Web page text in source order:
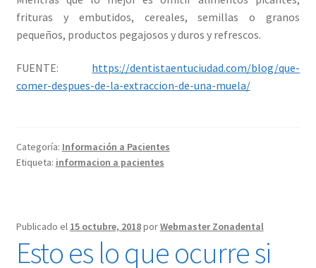
frituras y embutidos, cereales, semillas o granos
pequeños, productos pegajosos y duros y refrescos.
FUENTE: https://dentistaentuciudad.com/blog/que-
comer-despues-de-la-extraccion-de-una-muela/
Categoría: Información a Pacientes
Etiqueta: informacion a pacientes
Publicado el 15 octubre, 2018porWebmaster Zonadental
Esto es lo que ocurre si